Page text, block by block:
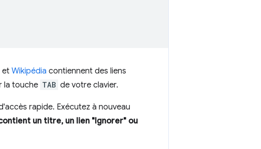
et Wikipédia contiennent des liens
la touche TAB de votre clavier.
rapide. Exécutez à nouveau
un titre, un lien "Ignorer" ou